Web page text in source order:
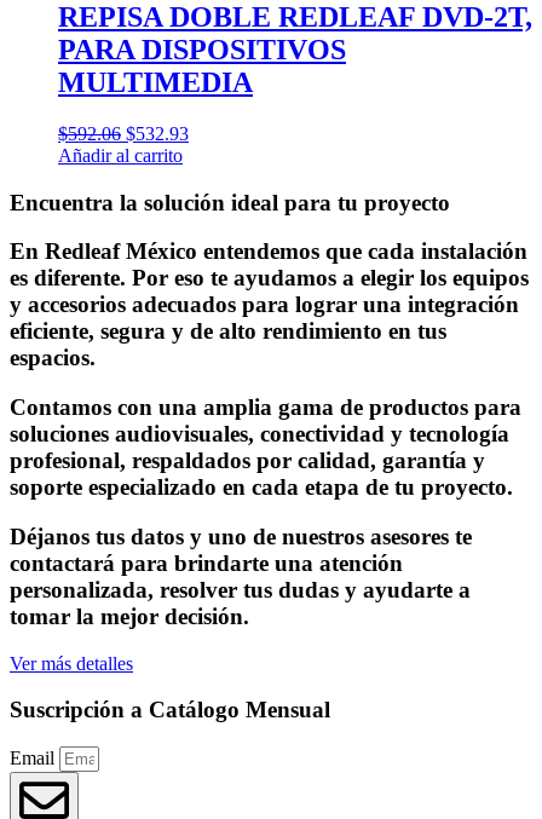
REPISA DOBLE REDLEAF DVD-2T,
PARA DISPOSITIVOS
MULTIMEDIA
$592.06 El
precio
era:
$532.93El
es:
Añadir al carrito
Encuentra la solución ideal para tu proyecto
En Redleaf México entendemos que cada instalación
es diferente. Por eso te ayudamos a elegir los equipos
y accesorios adecuados para lograr una integración
eficiente, segura y de alto rendimiento en tus
espacios.
Contamos con una amplia gama de productos para
soluciones audiovisuales, conectividad y tecnología
profesional, respaldados por calidad, garantía y
soporte especializado en cada etapa de tu proyecto.
Déjanos tus datos y uno de nuestros asesores te
contactará para brindarte una atención
personalizada, resolver tus dudas y ayudarte a
tomar la mejor decisión.
Ver más detalles
Suscripción a Catálogo Mensual
Email